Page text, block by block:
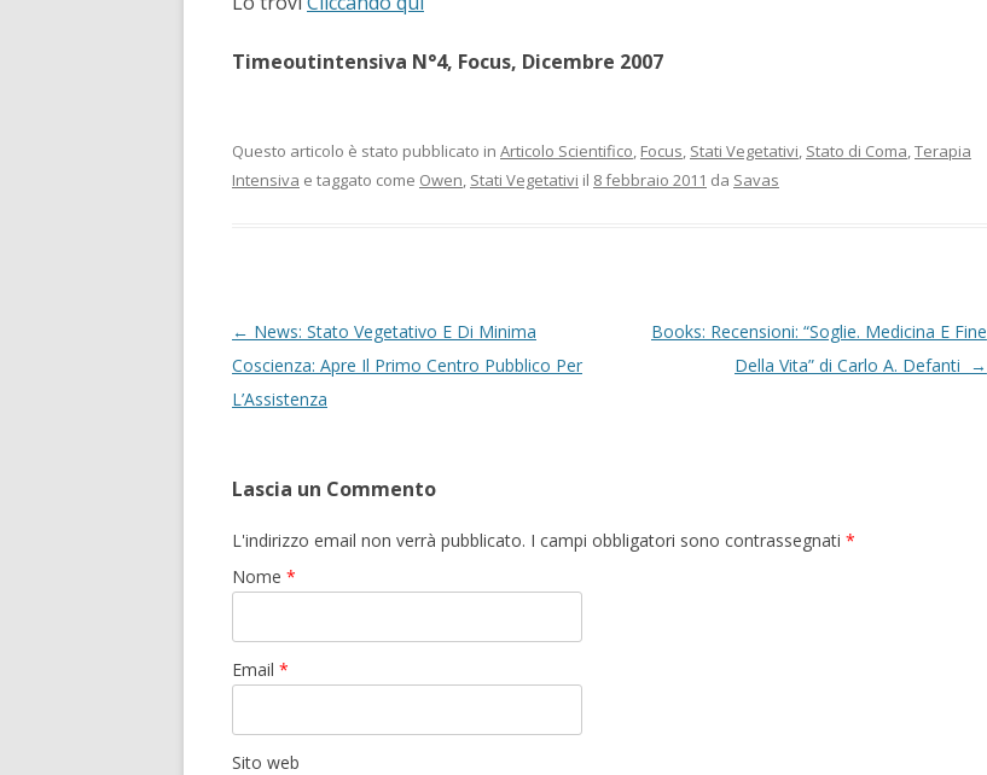
Timeoutintensiva N°4, Focus, Dicembre 2007
Questo articolo è stato pubblicato in Articolo Scientifico, Focus, Stati Vegetativi, Stato di Coma,Terapia
Intensiva e taggato come Owen, Stati Vegetativi il 8 febbraio 2011 da Savas
Navigazione articolo
← News: Stato Vegetativo E Di Minima
Coscienza: Apre Il Primo Centro Pubblico Per
L’Assistenza
Books: Recensioni: “Soglie. Medicina E Fine
Della Vita” di Carlo A. Defanti →
Lascia un Commento
L'indirizzo email non verrà pubblicato. I campi obbligatori sono contrassegnati *
Nome *
Email *
Sito web